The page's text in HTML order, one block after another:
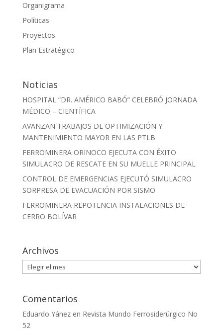
Organigrama
Políticas
Proyectos
Plan Estratégico
Noticias
HOSPITAL “DR. AMÉRICO BABÓ” CELEBRÓ JORNADA
MÉDICO – CIENTÍFICA
AVANZAN TRABAJOS DE OPTIMIZACIÓN Y
MANTENIMIENTO MAYOR EN LAS PTLB
FERROMINERA ORINOCO EJECUTA CON ÉXITO
SIMULACRO DE RESCATE EN SU MUELLE PRINCIPAL
CONTROL DE EMERGENCIAS EJECUTÓ SIMULACRO
SORPRESA DE EVACUACIÓN POR SISMO
FERROMINERA REPOTENCIA INSTALACIONES DE
CERRO BOLÍVAR
Archivos
Archivos
Comentarios
Eduardo Yánezen Revista Mundo Ferrosiderúrgico No
52